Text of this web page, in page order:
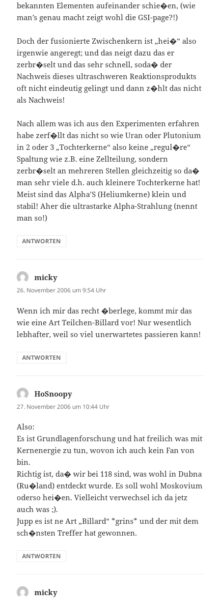
bekannten Elementen aufeinander schie�en, (wie
man’s genau macht zeigt wohl die GSI-page?!)
Doch der fusionierte Zwischenkern ist „hei�“ also
irgenwie angeregt; und das neigt dazu das er
zerbr�selt und das sehr schnell, soda� der
Nachweis dieses ultraschweren Reaktionsprodukts
oft nicht eindeutig gelingt und dann z�hlt das nicht
als Nachweis!
Nach allem was ich aus den Experimenten erfahren
habe zerf�llt das nicht so wie Uran oder Plutonium
in 2 oder 3 „Tochterkerne“ also keine „regul�re“
Spaltung wie z.B. eine Zellteilung, sondern
zerbr�selt an mehreren Stellen gleichzeitig so da�
man sehr viele d.h. auch kleinere Tochterkerne hat!
Meist sind das Alpha’S (Heliumkerne) klein und
stabil! Aher die ultrastarke Alpha-Strahlung (nennt
man so!)
ANTWORTEN
micky
26. November 2006 um 9:54 Uhr
Wenn ich mir das recht �berlege, kommt mir das
wie eine Art Teilchen-Billard vor! Nur wesentlich
lebhafter, weil so viel unerwartetes passieren kann!
ANTWORTEN
HoSnoopy
27. November 2006 um 10:44 Uhr
Also:
Es ist Grundlagenforschung und hat freilich was mit
Kernenergie zu tun, wovon ich auch kein Fan von
bin.
Richtig ist, da� wir bei 118 sind, was wohl in Dubna
(Ru�land) entdeckt wurde. Es soll wohl Moskovium
oderso hei�en. Vielleicht verwechsel ich da jetz
auch was ;).
Jupp es ist ne Art „Billard“ *grins* und der mit dem
sch�nsten Treffer hat gewonnen.
ANTWORTEN
micky